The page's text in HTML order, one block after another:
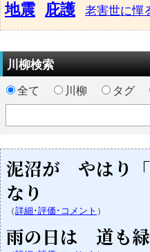
地震 庇護 老害世に憚
川柳検索
全て 川柳 タグ
泥沼が やはり
なり
（詳細･評価･コメント ）
雨の日は 道も